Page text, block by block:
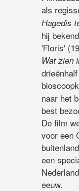
als
Hagedis
hij
'Floris'
Wat zien
naar het
best
De film
voor een
een
eeuw.